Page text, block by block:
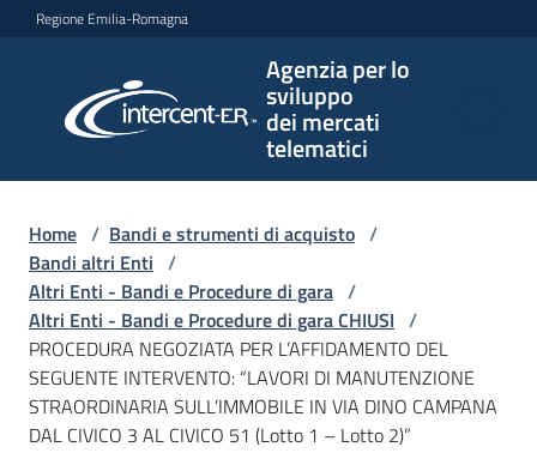
Vai al contenuto
Vai alla navigazione
Vai al footer
Regione Emilia-Romagna
Agenzia per lo
sviluppo
dei mercati
telematici
per lo
sviluppo
telematici
L'Agenzia
Bandi
Home / Bandi e strumenti di acquisto /
Bandi altri Enti /
Altri Enti - Bandi e Procedure di gara /
Altri Enti - Bandi e Procedure di gara CHIUSI /
PROCEDURA NEGOZIATA PER L’AFFIDAMENTO DEL
SEGUENTE INTERVENTO: “LAVORI DI MANUTENZIONE
STRAORDINARIA SULL’IMMOBILE IN VIA DINO CAMPANA
DAL CIVICO 3 AL CIVICO 51 (Lotto 1 – Lotto 2)”